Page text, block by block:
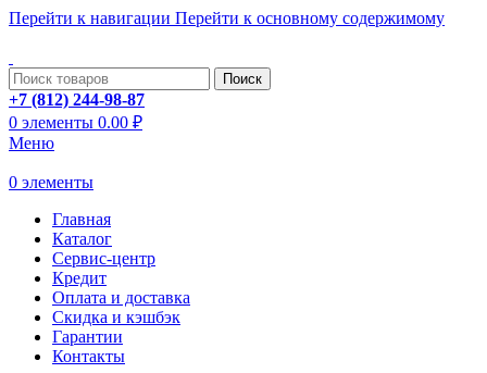
Перейти к навигации Перейти к основному содержимому
Поиск
+7 (812) 244-98-87
0 элементы 0.00 ₽
Меню
0 элементы
Главная
Каталог
Сервис-центр
Кредит
Оплата и доставка
Скидка и кэшбэк
Гарантии
Контакты